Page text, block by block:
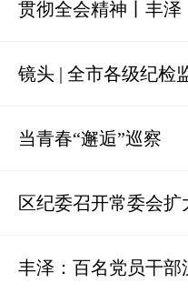
贯彻全会精神丨丰
镜头 | 全市各级纪检
当青春“邂逅”巡察
区纪委召开常委会
丰泽：百名党员干